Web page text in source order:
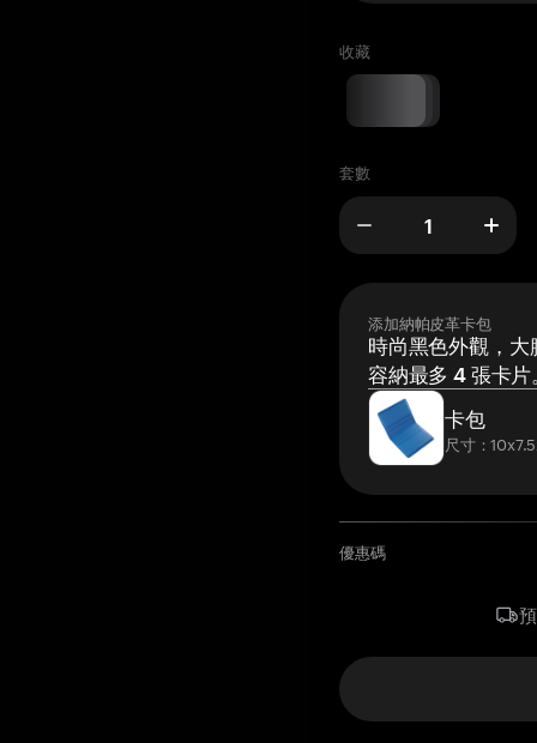
收藏
套數
添加納帕皮革卡包
時尚黑色外觀，大
容納最多 4 張卡片
卡包
尺寸：
優惠碼